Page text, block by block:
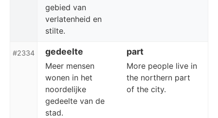
gebied van
verlatenheid en
stilte.
#2334 gedeelte part
Meer mensen
wonen in het
noordelijke
gedeelte van de
stad.
More people live in
the northern part
of the city.